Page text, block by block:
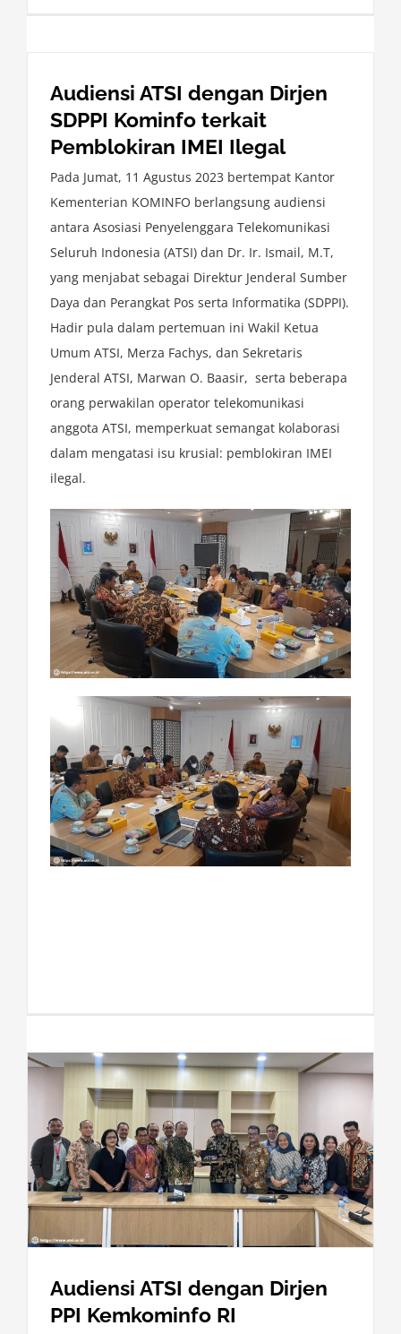
Audiensi ATSI dengan Dirjen
SDPPI Kominfo terkait
Pemblokiran IMEI Ilegal
Pada Jumat, 11 Agustus 2023 bertempat Kantor
Kementerian KOMINFO berlangsung audiensi
antara Asosiasi Penyelenggara Telekomunikasi
Seluruh Indonesia (ATSI) dan Dr. Ir. Ismail, M.T,
yang menjabat sebagai Direktur Jenderal Sumber
Daya dan Perangkat Pos serta Informatika (SDPPI).
Hadir pula dalam pertemuan ini Wakil Ketua
Umum ATSI, Merza Fachys, dan Sekretaris
Jenderal ATSI, Marwan O. Baasir, serta beberapa
orang perwakilan operator telekomunikasi
anggota ATSI, memperkuat semangat kolaborasi
dalam mengatasi isu krusial: pemblokiran IMEI
ilegal.
Audiensi ATSI dengan Dirjen
PPI Kemkominfo RI